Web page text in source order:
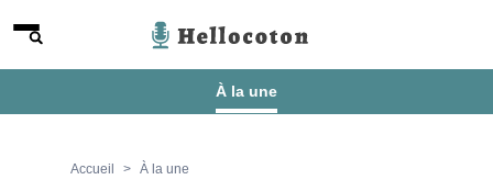
Menu
À la une
Accueil À la une